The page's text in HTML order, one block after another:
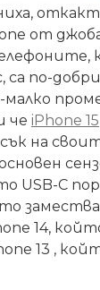
от
по-
че iPhone 15
на
USB-C
14,
13 ,